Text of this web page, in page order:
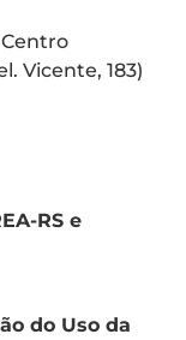
Centro
Vicente, 183)
RS e
do Uso da